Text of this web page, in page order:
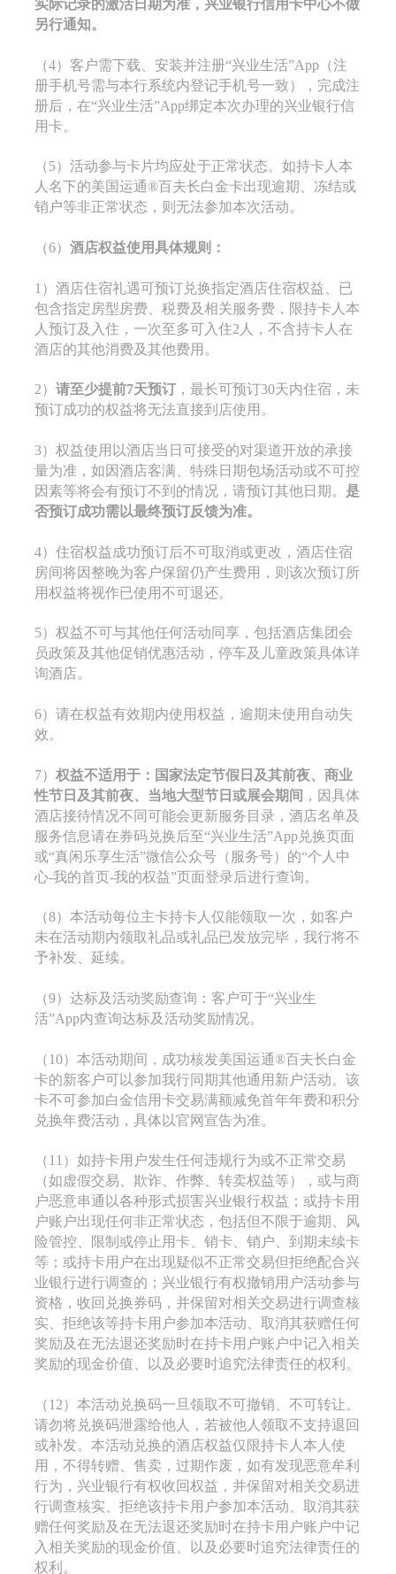
实际记录的激活日期为准，兴业银行信用卡中心不做
另行通知。
（4）客户需下载、安装并注册“兴业生活”App（注
册手机号需与本行系统内登记手机号一致），完成注
册后，在“兴业生活”App绑定本次办理的兴业银行信
用卡。
（5）活动参与卡片均应处于正常状态。如持卡人本
人名下的美国运通®百夫长白金卡出现逾期、冻结或
销户等非正常状态，则无法参加本次活动。
（6）酒店权益使用具体规则：
1）酒店住宿礼遇可预订兑换指定酒店住宿权益、已
包含指定房型房费、税费及相关服务费，限持卡人本
人预订及入住，一次至多可入住2人，不含持卡人在
酒店的其他消费及其他费用。
2）请至少提前7天预订 ，最长可预订30天内住宿，未
预订成功的权益将无法直接到店使用。
3）权益使用以酒店当日可接受的对渠道开放的承接
量为准，如因酒店客满、特殊日期包场活动或不可控
因素等将会有预订不到的情况，请预订其他日期。 是
否预订成功需以最终预订反馈为准。
4）住宿权益成功预订后不可取消或更改，酒店住宿
房间将因整晚为客户保留仍产生费用，则该次预订所
用权益将视作已使用不可退还。
5）权益不可与其他任何活动同享，包括酒店集团会
员政策及其他促销优惠活动，停车及儿童政策具体详
询酒店。
6）请在权益有效期内使用权益，逾期未使用自动失
效。
7）权益不适用于：国家法定节假日及其前夜、商业
性节日及其前夜、当地大型节日或展会期间 ，因具体
酒店接待情况不同可能会更新服务目录，酒店名单及
服务信息请在券码兑换后至“兴业生活”App兑换页面
或“真闲乐享生活”微信公众号（服务号）的“个人中
心-我的首页-我的权益”页面登录后进行查询。
（8）本活动每位主卡持卡人仅能领取一次，如客户
未在活动期内领取礼品或礼品已发放完毕，我行将不
予补发、延续。
（9）达标及活动奖励查询：客户可于“兴业生
活”App内查询达标及活动奖励情况。
（10）本活动期间，成功核发美国运通®百夫长白金
卡的新客户可以参加我行同期其他通用新户活动。该
卡不可参加白金信用卡交易满额减免首年年费和积分
兑换年费活动，具体以官网宣告为准。
（11）如持卡用户发生任何违规行为或不正常交易
（如虚假交易、欺诈、作弊、转卖权益等），或与商
户恶意串通以各种形式损害兴业银行权益；或持卡用
户账户出现任何非正常状态，包括但不限于逾期、风
险管控、限制或停止用卡、销卡、销户、到期未续卡
等；或持卡用户在出现疑似不正常交易但拒绝配合兴
业银行进行调查的；兴业银行有权撤销用户活动参与
资格，收回兑换券码，并保留对相关交易进行调查核
实、拒绝该等持卡用户参加本活动、取消其获赠任何
奖励及在无法退还奖励时在持卡用户账户中记入相关
奖励的现金价值、以及必要时追究法律责任的权利。
（12）本活动兑换码一旦领取不可撤销、不可转让。
请勿将兑换码泄露给他人，若被他人领取不支持退回
或补发。本活动兑换的酒店权益仅限持卡人本人使
用，不得转赠、售卖，过期作废，如有发现恶意牟利
行为，兴业银行有权收回权益，并保留对相关交易进
行调查核实、拒绝该持卡用户参加本活动、取消其获
赠任何奖励及在无法退还奖励时在持卡用户账户中记
入相关奖励的现金价值、以及必要时追究法律责任的
权利。